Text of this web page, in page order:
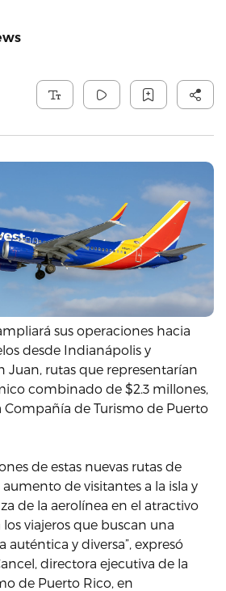
sus operaciones hacia
desde Indianápolis y
Juan, rutas que representarían
combinado de $2.3 millones,
Compañía de Turismo de Puerto
de estas nuevas rutas de
de visitantes a la isla y
de la aerolínea en el atractivo
viajeros que buscan una
auténtica y diversa”, expresó
directora ejecutiva de la
de Puerto Rico, en